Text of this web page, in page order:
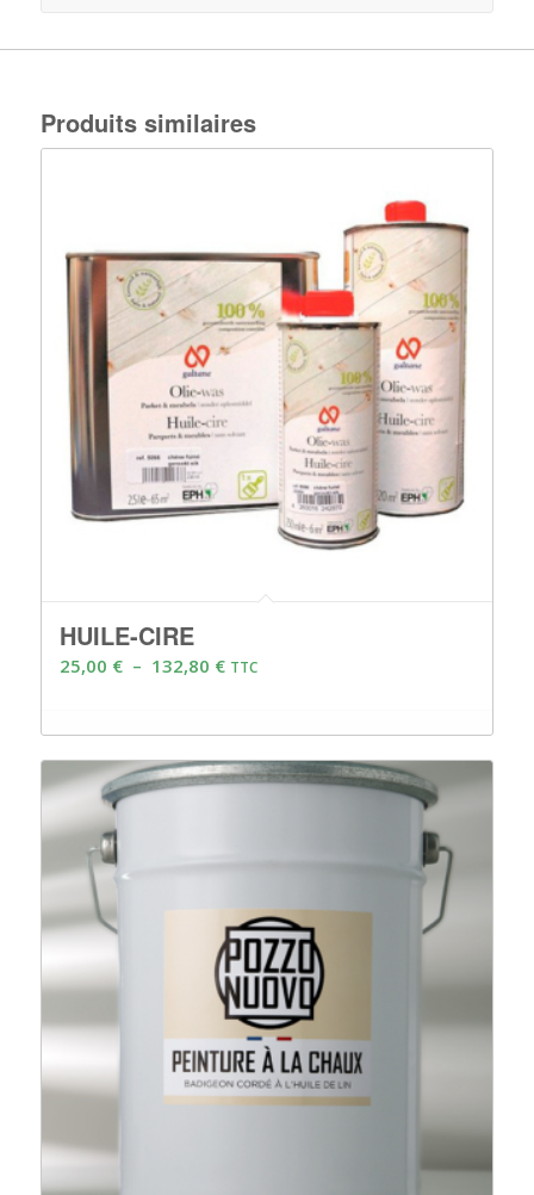
Produits similaires
HUILE-CIRE
25,00 € – 132,80 €Plage
à
TTC